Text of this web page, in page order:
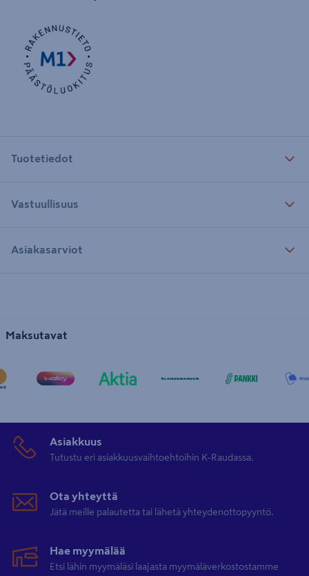
Tuotetiedot
Vastuullisuus
Asiakasarviot
Maksutavat
Asiakkuus
Tutustu eri asiakkuusvaihtoehtoihin K-Raudassa.
Ota yhteyttä
Jätä meille palautetta tai lähetä yhteydenottopyyntö.
Hae myymälää
Etsi lähin myymäläsi laajasta myymäläverkostostamme